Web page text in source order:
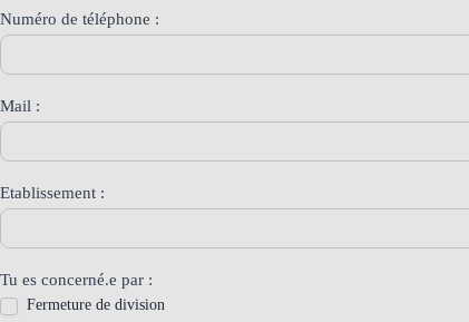
Numéro de téléphone :
Mail :
Etablissement :
Tu es concerné.e par :
Fermeture de division